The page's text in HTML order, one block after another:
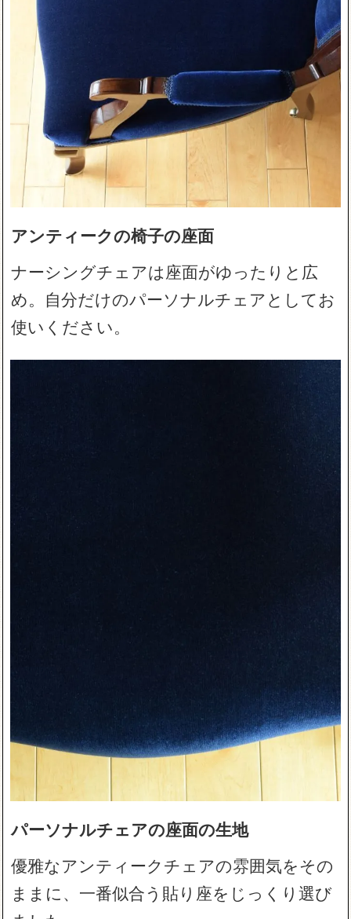
アンティークの椅子の座面
ナーシングチェアは座面がゆったりと広
め。自分だけのパーソナルチェアとしてお
使いください。
パーソナルチェアの座面の生地
優雅なアンティークチェアの雰囲気をその
ままに、一番似合う貼り座をじっくり選び